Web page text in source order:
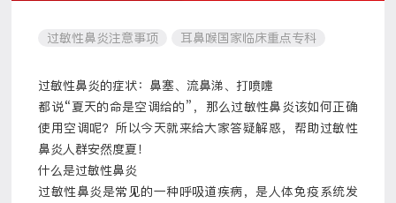
过敏性鼻炎注意事项 耳鼻喉国家临床重点专科
过敏性鼻炎的症状：鼻塞、流鼻涕、打喷嚏
都说“夏天的命是空调给的”，那么过敏性鼻炎该如何正确
使用空调呢？所以今天就来给大家答疑解惑，帮助过敏性
鼻炎人群安然度夏！
什么是过敏性鼻炎
过敏性鼻炎是常见的一种呼吸道疾病，是人体免疫系统发